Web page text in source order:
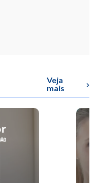
Veja
mais